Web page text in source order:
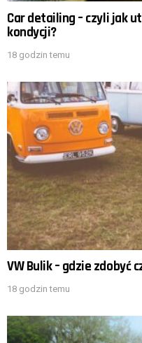
Car detailing – czyli jak
kondycji?
18 godzin temu
VW Bulik – gdzie zdobyć
18 godzin temu